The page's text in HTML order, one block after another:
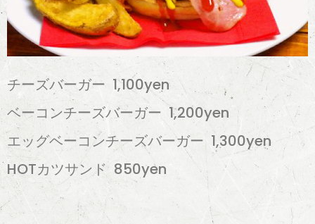
チーズバーガー 1,100yen
ベーコンチーズバーガー 1,200yen
エッグベーコンチーズバーガー 1,300yen
HOTカツサンド 850yen